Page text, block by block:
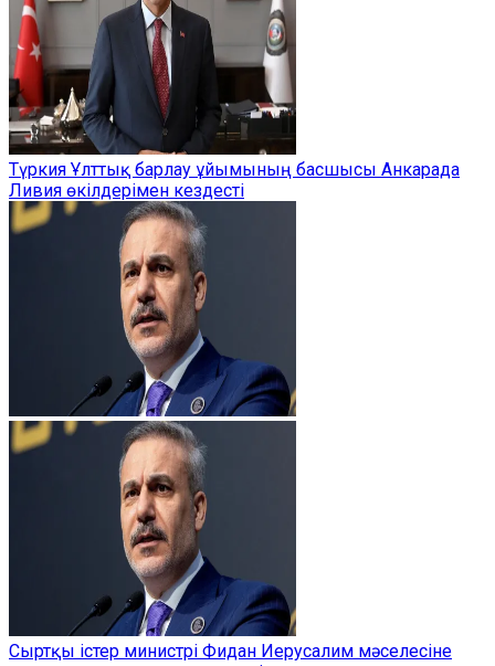
Түркия Ұлттық барлау ұйымының басшысы Анкарада
Ливия өкілдерімен кездесті
Сыртқы істер министрі Фидан Иерусалим мәселесіне